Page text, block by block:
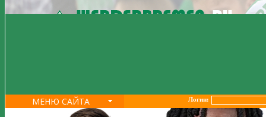
МЕНЮ САЙТА Логин: